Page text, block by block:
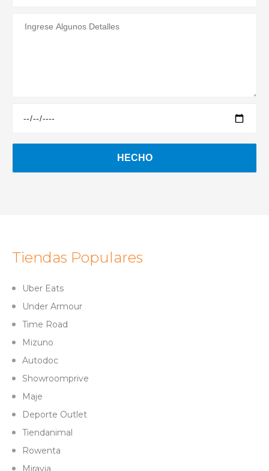
Tiendas Populares
Uber Eats
Under Armour
Time Road
Mizuno
Autodoc
Showroomprive
Maje
Deporte Outlet
Tiendanimal
Rowenta
Miravia